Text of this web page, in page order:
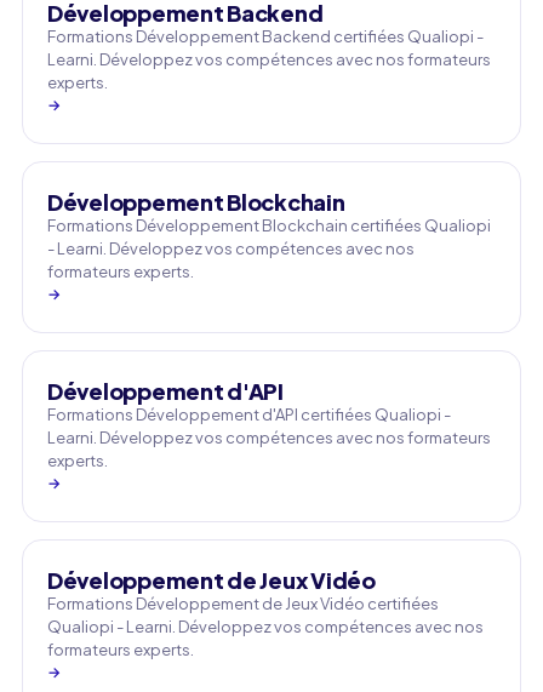
Développement Backend
Formations Développement Backend certifiées Qualiopi -
Learni. Développez vos compétences avec nos formateurs
experts.
→
Développement Blockchain
Formations Développement Blockchain certifiées Qualiopi
- Learni. Développez vos compétences avec nos
formateurs experts.
→
Développement d'API
Formations Développement d'API certifiées Qualiopi -
Learni. Développez vos compétences avec nos formateurs
experts.
→
Développement de Jeux Vidéo
Formations Développement de Jeux Vidéo certifiées
Qualiopi - Learni. Développez vos compétences avec nos
formateurs experts.
→